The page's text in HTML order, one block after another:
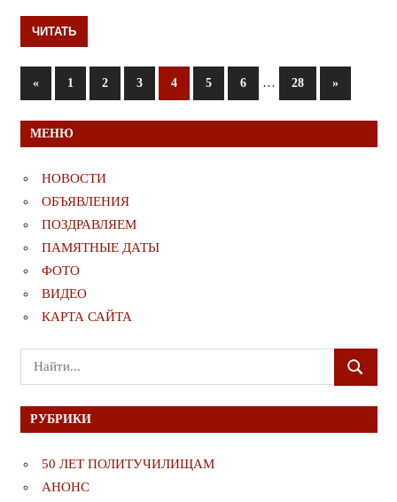
ЧИТАТЬ
Пагинация
записей
«Предыдущие
записи
1 2 3 4 5 6 … 28
Следующие
записи
»
МЕНЮ
НОВОСТИ
ОБЪЯВЛЕНИЯ
ПОЗДРАВЛЯЕМ
ПАМЯТНЫЕ ДАТЫ
ФОТО
ВИДЕО
КАРТА САЙТА
Поиск
для:
ПОИСК
РУБРИКИ
50 ЛЕТ ПОЛИТУЧИЛИЩАМ
АНОНС